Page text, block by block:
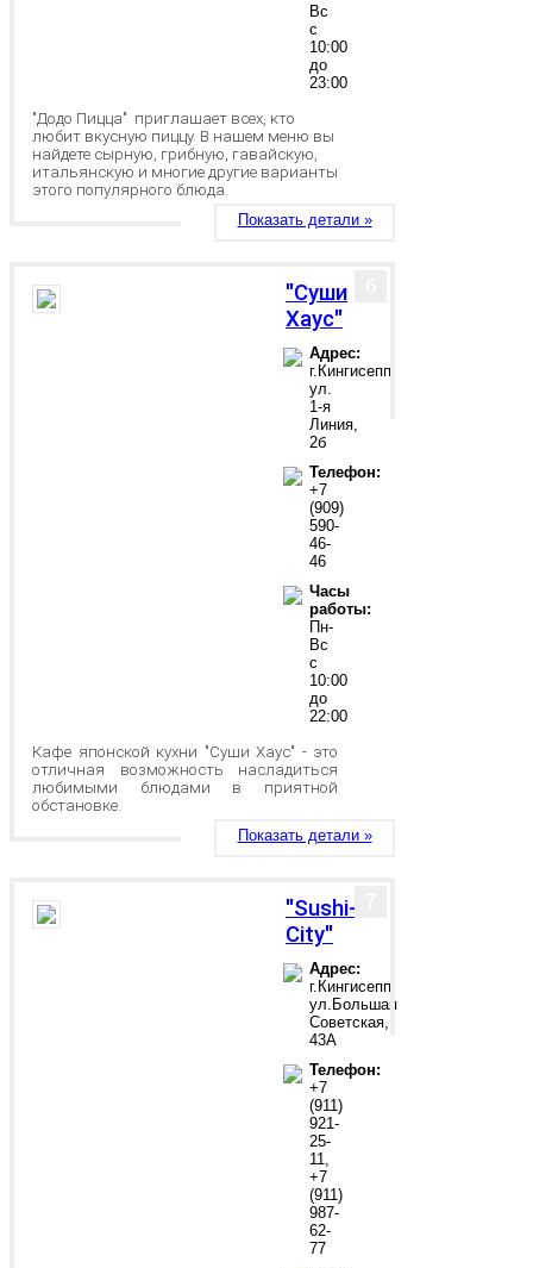
Вс
с
10:00
до
23:00
"Додо Пицца" приглашает всех, кто
любит вкусную пиццу. В нашем меню вы
найдете сырную, грибную, гавайскую,
итальянскую и многие другие варианты
этого популярного блюда.
Показать детали »
"Суши
Хаус"
Адрес:
г.Кингисепп,
ул.
1-я
Линия,
2б
Телефон:
+7
(909)
590-
46-
46
Часы
работы:
Пн-
Вс
с
10:00
до
22:00
Кафе японской кухни "Суши Хаус" - это
отличная возможность насладиться
любимыми блюдами в приятной
обстановке.
Показать детали »
"Sushi-
City"
Адрес:
г.Кингисепп,
ул.Большая
Советская,
43А
Телефон:
+7
(911)
921-
25-
11,
+7
(911)
987-
62-
77